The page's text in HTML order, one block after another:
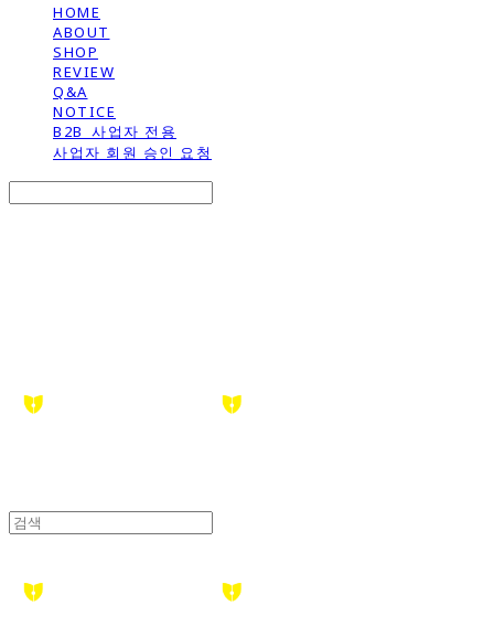
HOME
ABOUT
SHOP
REVIEW
Q&A
NOTICE
B2B_사업자 전용
사업자 회원 승인 요청